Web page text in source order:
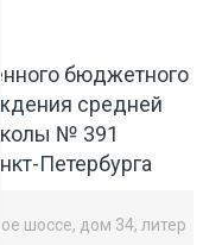
бюджетного
средней
№ 391
Петербурга
шоссе, дом 34, литер